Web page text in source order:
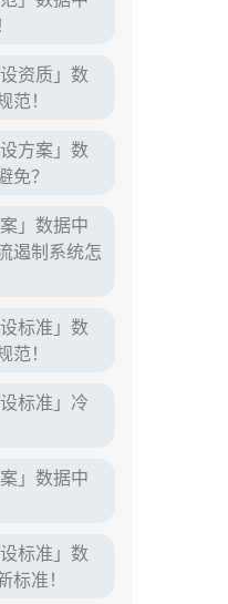
资质」数
！
方案」数
免？
」数据中
遏制系统怎
标准」数
！
标准」冷
」数据中
标准」数
准！